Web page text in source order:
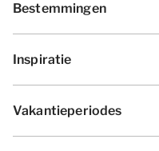
Bestemmingen
Inspiratie
Vakantieperiodes